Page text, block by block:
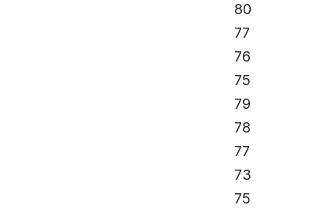
80
77
76
75
79
78
77
73
75